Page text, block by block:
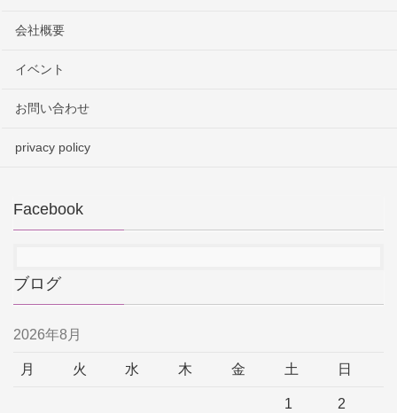
会社概要
イベント
お問い合わせ
privacy policy
Facebook
ブログ
2026年8月
月 火 水 木 金 土 日
1 2